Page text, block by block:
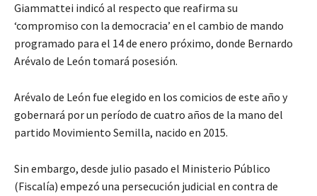
Giammattei indicó al respecto que reafirma su
‘compromiso con la democracia’ en el cambio de mando
programado para el 14 de enero próximo, donde Bernardo
Arévalo de León tomará posesión.
Arévalo de León fue elegido en los comicios de este año y
gobernará por un período de cuatro años de la mano del
partido Movimiento Semilla, nacido en 2015.
Sin embargo, desde julio pasado el Ministerio Público
(Fiscalía) empezó una persecución judicial en contra de